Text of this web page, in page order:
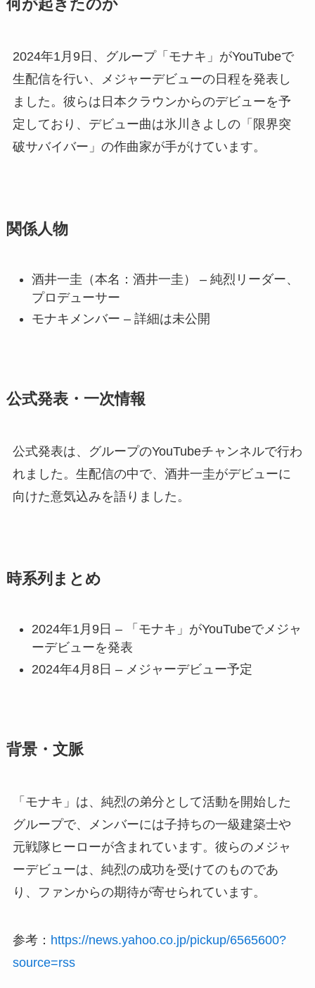
何が起きたのか
2024年1月9日、グループ「モナキ」がYouTubeで
生配信を行い、メジャーデビューの日程を発表し
ました。彼らは日本クラウンからのデビューを予
定しており、デビュー曲は氷川きよしの「限界突
破サバイバー」の作曲家が手がけています。
関係人物
酒井一圭（本名：酒井一圭） – 純烈リーダー、
プロデューサー
モナキメンバー – 詳細は未公開
公式発表・一次情報
公式発表は、グループのYouTubeチャンネルで行わ
れました。生配信の中で、酒井一圭がデビューに
向けた意気込みを語りました。
時系列まとめ
2024年1月9日 – 「モナキ」がYouTubeでメジャ
ーデビューを発表
2024年4月8日 – メジャーデビュー予定
背景・文脈
「モナキ」は、純烈の弟分として活動を開始した
グループで、メンバーには子持ちの一級建築士や
元戦隊ヒーローが含まれています。彼らのメジャ
ーデビューは、純烈の成功を受けてのものであ
り、ファンからの期待が寄せられています。
参考： https://news.yahoo.co.jp/pickup/6565600?
source=rss